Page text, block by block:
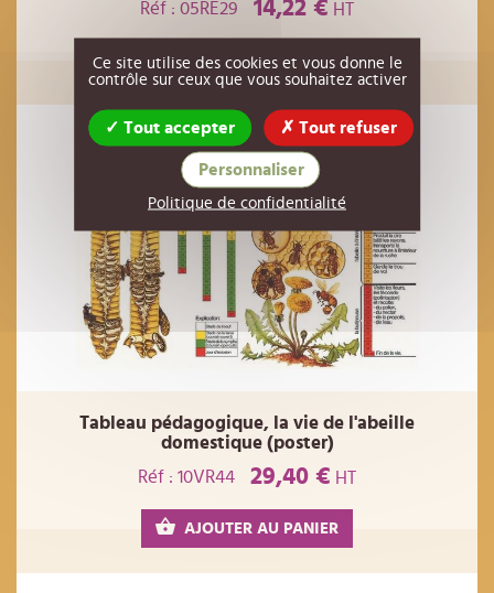
Réf : 05RE29 14,22 € HT
EN RUPTURE
Tableau pédagogique, la vie de l'abeille
domestique (poster)
Réf : 10VR44
29,40 € HT
AJOUTER AU PANIER
Ce site utilise des cookies et vous donne le
contrôle sur ceux que vous souhaitez activer
Tout accepter Tout refuser
Personnaliser
Politique de confidentialité